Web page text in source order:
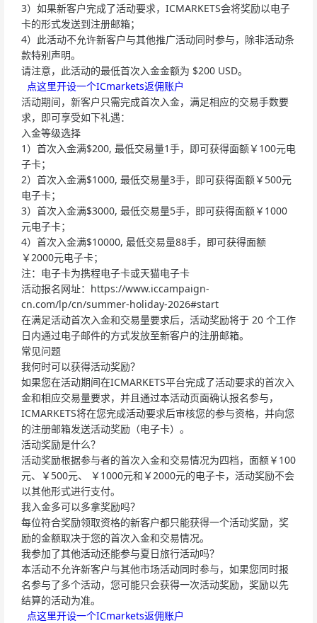
3）如果新客户完成了活动要求，ICMARKETS会将奖励以电子
卡的形式发送到注册邮箱；
4）此活动不允许新客户与其他推广活动同时参与，除非活动条
款特别声明。
请注意，此活动的最低首次入金金额为 $200 USD。
点这里开设一个ICmarkets返佣账户
活动期间，新客户只需完成首次入金，满足相应的交易手数要
求，即可享受如下礼遇：
入金等级选择
1）首次入金满$200, 最低交易量1手，即可获得面额￥100元电
子卡；
2）首次入金满$1000, 最低交易量3手，即可获得面额￥500元
电子卡；
3）首次入金满$3000, 最低交易量5手，即可获得面额￥1000
元电子卡；
4）首次入金满$10000, 最低交易量88手，即可获得面额
￥2000元电子卡；
注：电子卡为携程电子卡或天猫电子卡
活动报名网址：https://www.iccampaign-
cn.com/lp/cn/summer-holiday-2026#start
在满足活动首次入金和交易量要求后，活动奖励将于 20 个工作
日内通过电子邮件的方式发放至新客户的注册邮箱。
常见问题
我何时可以获得活动奖励？
如果您在活动期间在ICMARKETS平台完成了活动要求的首次入
金和相应交易量要求，并且通过本活动页面确认报名参与，
ICMARKETS将在您完成活动要求后审核您的参与资格，并向您
的注册邮箱发送活动奖励（电子卡）。
活动奖励是什么？
活动奖励根据参与者的首次入金和交易情况为四档，面额￥100
元、￥500元、 ￥1000元和￥2000元的电子卡，活动奖励不会
以其他形式进行支付。
我入金多可以多拿奖励吗？
每位符合奖励领取资格的新客户都只能获得一个活动奖励，奖
励的金额取决于您的首次入金和交易情况。
我参加了其他活动还能参与夏日旅行活动吗？
本活动不允许新客户与其他市场活动同时参与，如果您同时报
名参与了多个活动，您可能只会获得一次活动奖励，奖励以先
结算的活动为准。
点这里开设一个ICmarkets返佣账户